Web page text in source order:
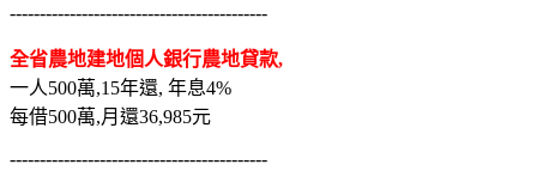
-------------------------------------------
全省農地建地個人銀行農地貸款,
一人500萬,15年還, 年息4%
每借500萬,月還36,985元
-------------------------------------------